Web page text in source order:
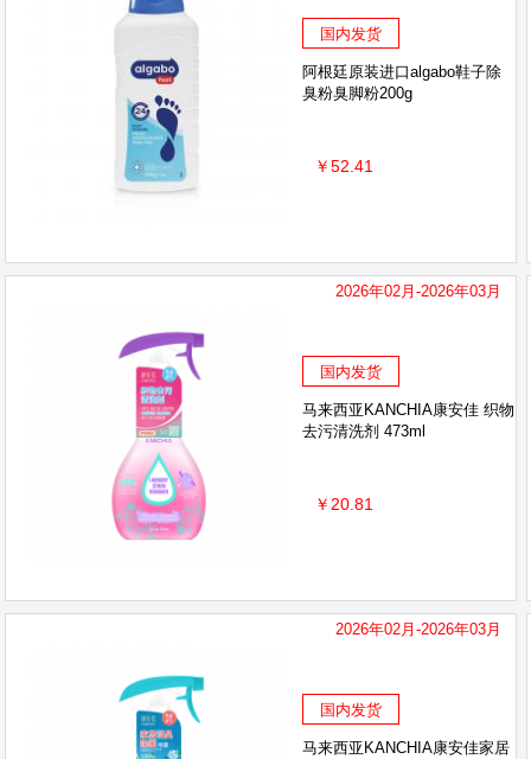
国内发货
阿根廷原装进口algabo鞋子除
臭粉臭脚粉200g
￥52.41
2026年02月-2026年03月
国内发货
马来西亚KANCHIA康安佳 织物
去污清洗剂 473ml
￥20.81
2026年02月-2026年03月
国内发货
马来西亚KANCHIA康安佳家居